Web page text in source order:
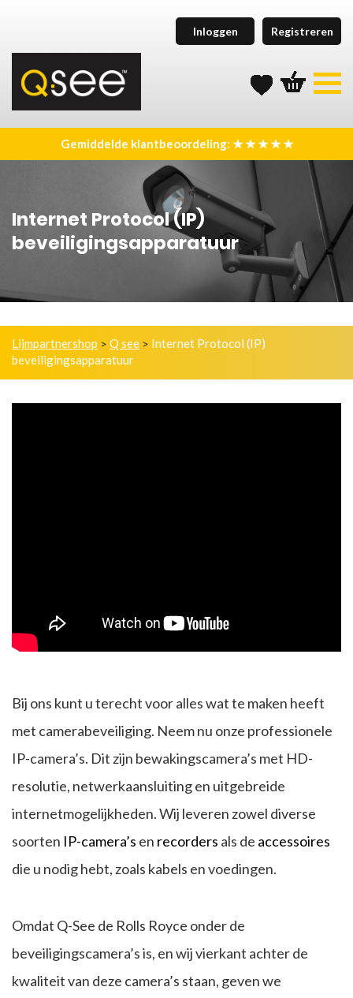
Inloggen Registreren
Gemiddelde klantbeoordeling: ★ ★ ★ ★ ★
Internet Protocol (IP)
beveiligingsapparatuur
Lijmpartnershop > Q see > Internet Protocol (IP)
beveiligingsapparatuur
Bij ons kunt u terecht voor alles wat te maken heeft
met camerabeveiliging. Neem nu onze professionele
IP-camera’s. Dit zijn bewakingscamera’s met HD-
resolutie, netwerkaansluiting en uitgebreide
internetmogelijkheden. Wij leveren zowel diverse
soorten IP-camera’s en recorders als de accessoires
die u nodig hebt, zoals kabels en voedingen.
Omdat Q-See de Rolls Royce onder de
beveiligingscamera’s is, en wij vierkant achter de
kwaliteit van deze camera’s staan, geven we